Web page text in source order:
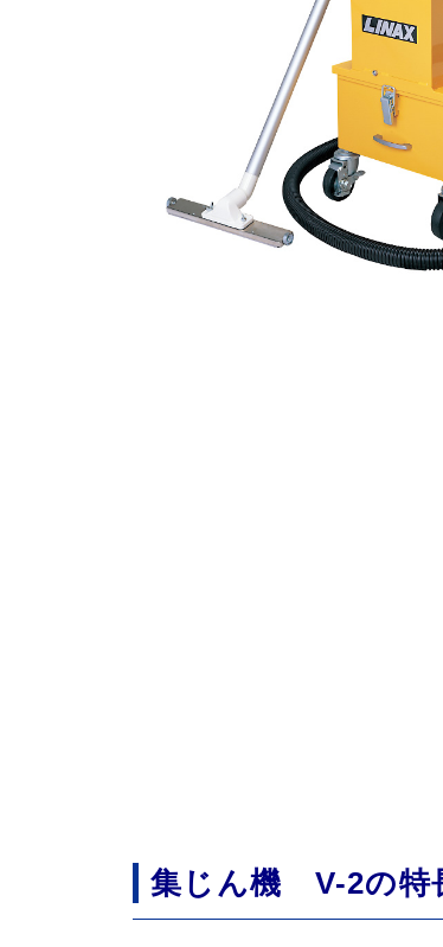
集じん機 V-2の特